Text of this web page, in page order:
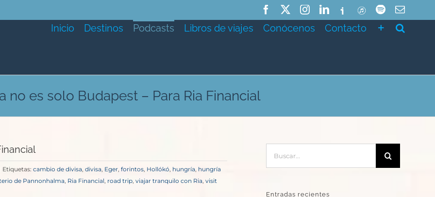
FacebookInstagramLinkedIn
IvooxITunesSpotifyCorreo
Inicio Destinos Podcasts Libros de viajes Conócenos Contacto
no es solo Budapest – Para Ria Financial
Etiquetas: cambio de divisa, divisa, Eger, forintos, Hollókó, hungría, hungría
de Pannonhalma, Ria Financial, road trip, viajar tranquilo con Ria, visit
Entradas recientes